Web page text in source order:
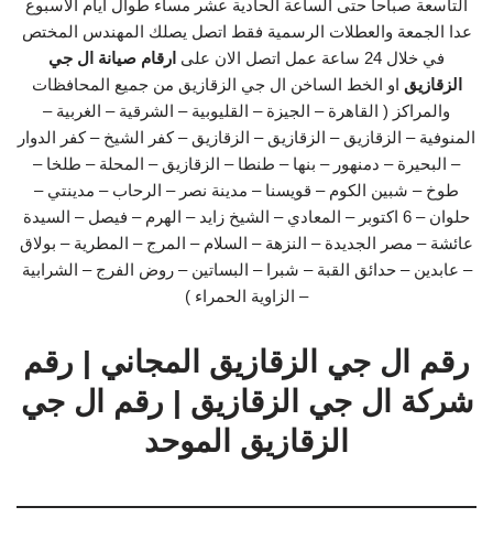
التاسعة صباحا حتى الساعة الحادية عشر مساء طوال ايام الاسبوع
عدا الجمعة والعطلات الرسمية فقط اتصل يصلك المهندس المختص
في خلال 24 ساعة عمل اتصل الان على
ارقام صيانة ال جي
الزقازيق او الخط الساخن ال جي الزقازيق من جميع المحافظات
والمراكز ( القاهرة – الجيزة – القليوبية – الشرقية – الغربية –
المنوفية – الزقازيق – الزقازيق – الزقازيق – كفر الشيخ – كفر الدوار
– البحيرة – دمنهور – بنها – طنطا – الزقازيق – المحلة – طلخا –
طوخ – شبين الكوم – قويسنا – مدينة نصر – الرحاب – مدينتي –
حلوان – 6 اكتوبر – المعادي – الشيخ زايد – الهرم – فيصل – السيدة
عائشة – مصر الجديدة – النزهة – السلام – المرج – المطرية – بولاق
– عابدين – حدائق القبة – شبرا – البساتين – روض الفرج – الشرابية
– الزاوية الحمراء )
رقم ال جي الزقازيق المجاني | رقم
شركة ال جي الزقازيق | رقم ال جي
الزقازيق الموحد